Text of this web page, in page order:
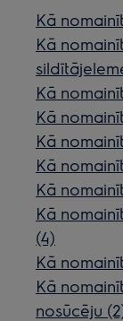
Kā
Kā
Kā
Kā
Kā
Kā
Kā
Kā
(4)
Kā
Kā
nosūcēju